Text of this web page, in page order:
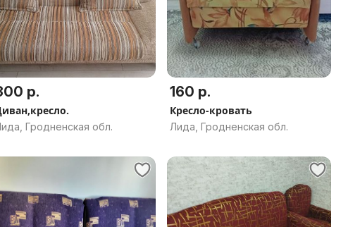
р.
Гродненская обл.
160 р.
Кресло-кровать
Лида, Гродненская обл.